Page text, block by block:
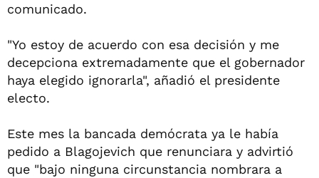
comunicado.
"Yo estoy de acuerdo con esa decisión y me
decepciona extremadamente que el gobernador
haya elegido ignorarla", añadió el presidente
electo.
Este mes la bancada demócrata ya le había
pedido a Blagojevich que renunciara y advirtió
que "bajo ninguna circunstancia nombrara a